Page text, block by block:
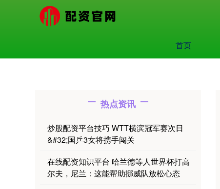
首页
热点资讯
炒股配资平台技巧 WTT横滨冠军赛次日
&#32;国乒3女将携手闯关
在线配资知识平台 哈兰德等人世界杯打高
尔夫，尼兰：这能帮助挪威队放松心态